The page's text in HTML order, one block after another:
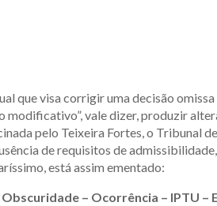
que visa corrigir uma decisão omissa
vale dizer, produzir
pelo Teixeira Fortes, o Tribunal
de requisitos de
está assim ementado:
Obscuridade – Ocorrência – IPTU –